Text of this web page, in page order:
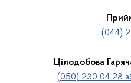
(044)
Цілодобова
(050) 230 04 28